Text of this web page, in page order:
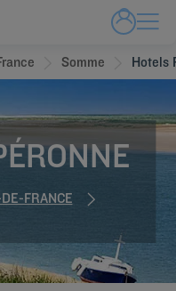
Somme Hotels
FRANCE